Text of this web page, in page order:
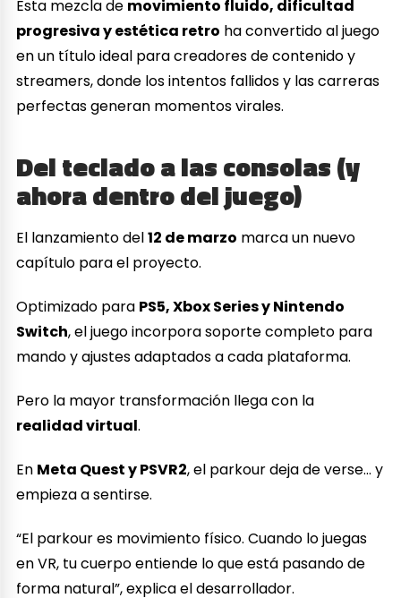
Esta mezcla de movimiento fluido, dificultad
progresiva y estética retro ha convertido al juego
en un título ideal para creadores de contenido y
streamers, donde los intentos fallidos y las carreras
perfectas generan momentos virales.
Del teclado a las consolas (y
ahora dentro del juego)
El lanzamiento del12 de marzo marca un nuevo
capítulo para el proyecto.
Optimizado para PS5, Xbox Series y Nintendo
Switch, el juego incorpora soporte completo para
mando y ajustes adaptados a cada plataforma.
Pero la mayor transformación llega con la
realidad virtual.
En Meta Quest y PSVR2, el parkour deja de verse… y
empieza a sentirse.
“El parkour es movimiento físico. Cuando lo juegas
en VR, tu cuerpo entiende lo que está pasando de
forma natural”, explica el desarrollador.